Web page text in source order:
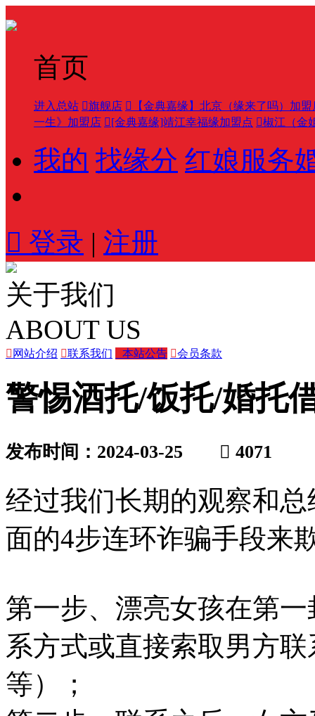
首页
进入总站 旗舰店 
【金典嘉缘】北京（缘来了吗）加盟
一生》加盟店 [金典嘉缘]靖江幸福缘加盟点 椒江（金
我的 找缘分 红娘服务
 登录 | 注册
关于我们
ABOUT US
 网站介绍 联系我们 本站公告 会员条款
警惕酒托/饭托/婚托
发布时间：2024-03-25  4071
经过我们长期的观察和
面的4步连环诈骗手段来
第一步、漂亮女孩在第
系方式或直接索取男方
等）；